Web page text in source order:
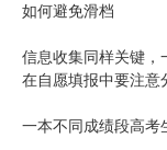
如何避免滑档
信息收集同样关键
在自愿填报中要注意
一本不同成绩段高考